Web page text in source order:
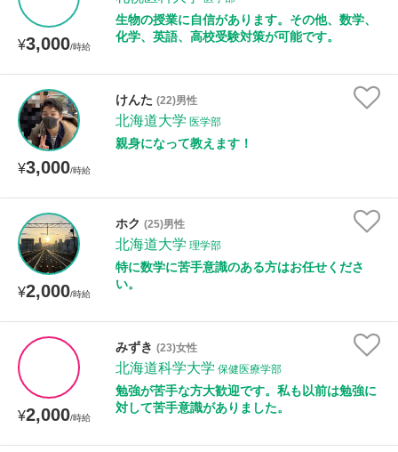
¥3,000/時給
生物の授業に自信があります。その他、数学、
化学、英語、高校受験対策が可能です。
¥3,000/時給
けんた (22)男性
北海道大学 医学部
親身になって教えます！
¥2,000/時給
ホク (25)男性
北海道大学 理学部
特に数学に苦手意識のある方はお任せくださ
い。
¥2,000/時給
みずき (23)女性
北海道科学大学 保健医療学部
勉強が苦手な方大歓迎です。私も以前は勉強に
対して苦手意識がありました。